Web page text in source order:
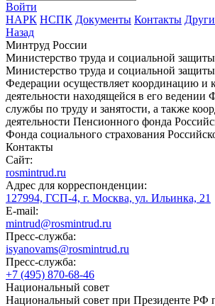
Войти
НАРК НСПК Документы Контакты
Назад
Минтруд России
Министерство труда и социальной
Министерство труда и социальной
Федерации осуществляет координацию и
деятельности находящейся в его ведении
службы по труду и занятости, а также
деятельности Пенсионного фонда
Фонда социального страхования
Контакты
Сайт:
rosmintrud.ru
Адрес для корреспонденции:
127994, ГСП-4, г. Москва, ул. Ильинка, 21
E-mail:
mintrud@rosmintrud.ru
Пресс-служба:
isyanovams@rosmintrud.ru
Пресс-служба:
+7 (495) 870-68-46
Национальный совет
Национальный совет при Президенте РФ